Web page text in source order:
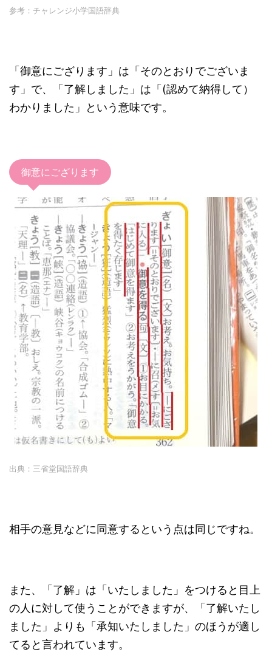
参考：チャレンジ小学国語辞典
「御意にござります」は「そのとおりでございま
す」で、「了解しました」は「(認めて納得して）
わかりました」という意味です。
御意にござります
出典：三省堂国語辞典
相手の意見などに同意するという点は同じですね。
また、「了解」は「いたしました」をつけると目上
の人に対して使うことができますが、「了解いたし
ました」よりも「承知いたしました」のほうが適し
てると言われています。